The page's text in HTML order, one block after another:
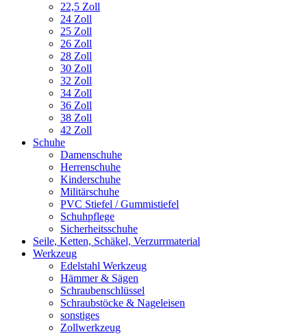
22,5 Zoll
24 Zoll
25 Zoll
26 Zoll
28 Zoll
30 Zoll
32 Zoll
34 Zoll
36 Zoll
38 Zoll
42 Zoll
Schuhe
Damenschuhe
Herrenschuhe
Kinderschuhe
Militärschuhe
PVC Stiefel / Gummistiefel
Schuhpflege
Sicherheitsschuhe
Seile, Ketten, Schäkel, Verzurrmaterial
Werkzeug
Edelstahl Werkzeug
Hämmer & Sägen
Schraubenschlüssel
Schraubstöcke & Nageleisen
sonstiges
Zollwerkzeug